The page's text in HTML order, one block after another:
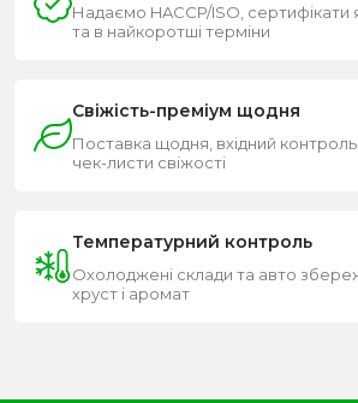
Надаємо HACCP/ISO, сертифікати
та в найкоротші терміни
Свіжість-преміум щодня
Поставка щодня, вхідний контроль,
чек-листи свіжості
Температурний контроль
Охолоджені склади та авто
хруст і аромат